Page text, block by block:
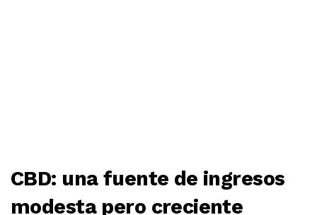
CBD: una fuente de ingresos
modesta pero creciente